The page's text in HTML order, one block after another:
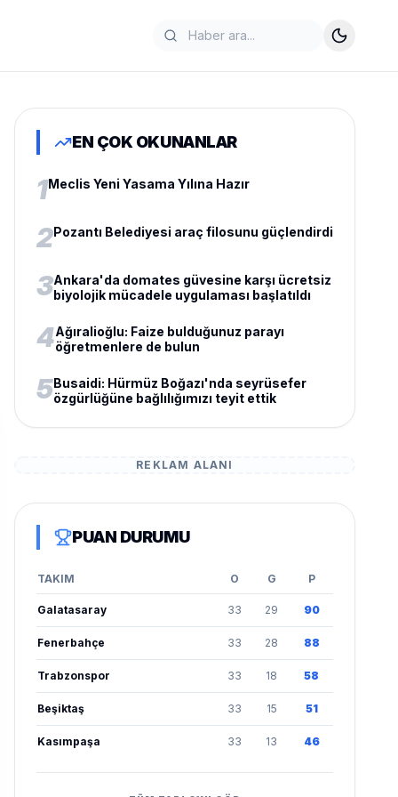
EN ÇOK OKUNANLAR
1Meclis Yeni Yasama Yılına Hazır
2Pozantı Belediyesi araç filosunu güçlendirdi
3Ankara'da domates güvesine karşı ücretsiz
biyolojik mücadele uygulaması başlatıldı
4Ağıralioğlu: Faize bulduğunuz parayı
öğretmenlere de bulun
5Busaidi: Hürmüz Boğazı'nda seyrüsefer
özgürlüğüne bağlılığımızı teyit ettik
REKLAM ALANI
PUAN DURUMU
TAKIM O G P
Galatasaray 33 29 90
Fenerbahçe 33 28 88
Trabzonspor 33 18 58
Beşiktaş 33 15 51
Kasımpaşa 33 13 46